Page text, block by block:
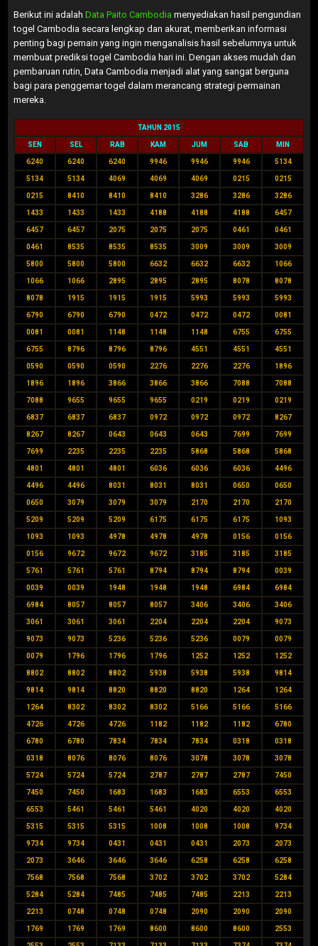
Berikut ini adalah Data Paito Cambodia menyediakan hasil pengundian
togel Cambodia secara lengkap dan akurat, memberikan informasi
penting bagi pemain yang ingin menganalisis hasil sebelumnya untuk
membuat prediksi togel Cambodia hari ini. Dengan akses mudah dan
pembaruan rutin, Data Cambodia menjadi alat yang sangat berguna
bagi para penggemar togel dalam merancang strategi permainan
mereka.
TAHUN 2015
SEN SEL RAB KAM JUM SAB MIN
6240 6240 6240 9946 9946 9946 5134
5134 5134 4069 4069 4069 0215 0215
0215 8410 8410 8410 3286 3286 3286
1433 1433 1433 4188 4188 4188 6457
6457 6457 2075 2075 2075 0461 0461
0461 8535 8535 8535 3009 3009 3009
5800 5800 5800 6632 6632 6632 1066
1066 1066 2895 2895 2895 8078 8078
8078 1915 1915 1915 5993 5993 5993
6790 6790 6790 0472 0472 0472 0081
0081 0081 1148 1148 1148 6755 6755
6755 8796 8796 8796 4551 4551 4551
0590 0590 0590 2276 2276 2276 1896
1896 1896 3866 3866 3866 7088 7088
7088 9655 9655 9655 0219 0219 0219
6837 6837 6837 0972 0972 0972 8267
8267 8267 0643 0643 0643 7699 7699
7699 2235 2235 2235 5868 5868 5868
4801 4801 4801 6036 6036 6036 4496
4496 4496 8031 8031 8031 0650 0650
0650 3079 3079 3079 2170 2170 2170
5209 5209 5209 6175 6175 6175 1093
1093 1093 4978 4978 4978 0156 0156
0156 9672 9672 9672 3185 3185 3185
5761 5761 5761 8794 8794 8794 0039
0039 0039 1948 1948 1948 6984 6984
6984 8057 8057 8057 3406 3406 3406
3061 3061 3061 2204 2204 2204 9073
9073 9073 5236 5236 5236 0079 0079
0079 1796 1796 1796 1252 1252 1252
8802 8802 8802 5938 5938 5938 9814
9814 9814 8820 8820 8820 1264 1264
1264 8302 8302 8302 5166 5166 5166
4726 4726 4726 1182 1182 1182 6780
6780 6780 7834 7834 7834 0318 0318
0318 8076 8076 8076 3078 3078 3078
5724 5724 5724 2787 2787 2787 7450
7450 7450 1683 1683 1683 6553 6553
6553 5461 5461 5461 4020 4020 4020
5315 5315 5315 1008 1008 1008 9734
9734 9734 0431 0431 0431 2073 2073
2073 3646 3646 3646 6258 6258 6258
7568 7568 7568 3702 3702 3702 5284
5284 5284 7485 7485 7485 2213 2213
2213 0748 0748 0748 2090 2090 2090
1769 1769 1769 8600 8600 8600 2553